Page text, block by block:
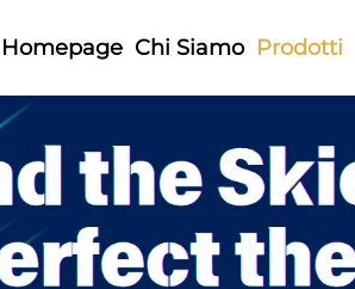
Homepage Chi Siamo Prodotti